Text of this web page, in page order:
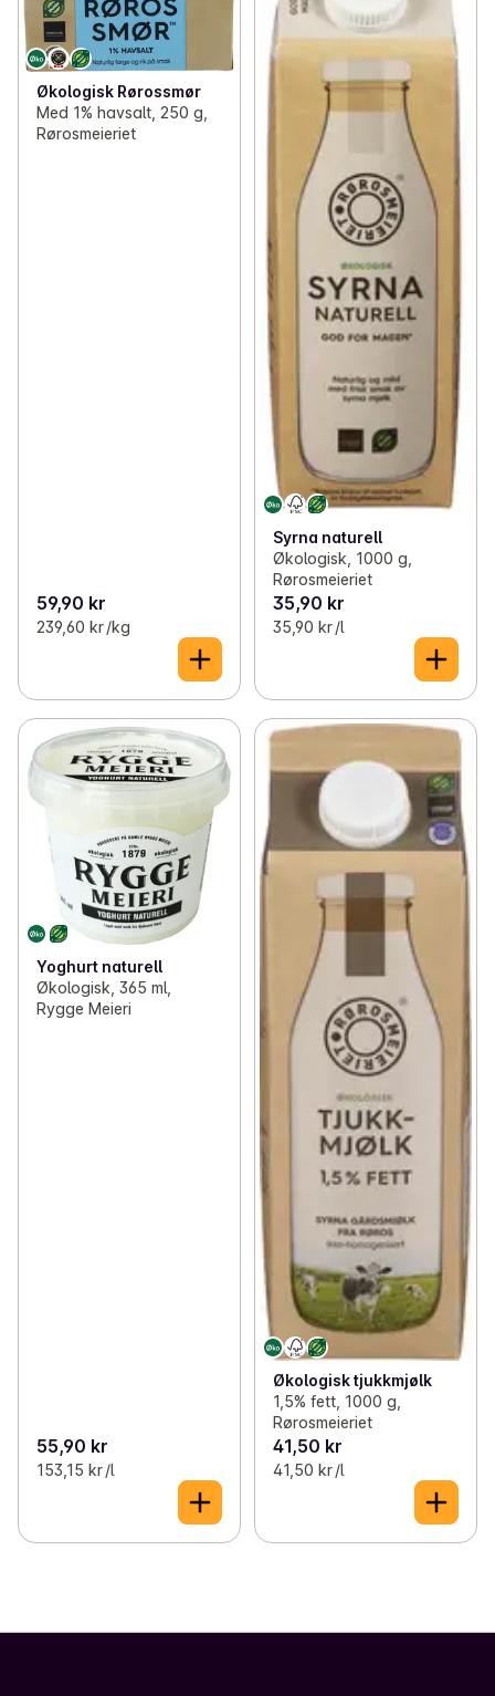
Økologisk Rørossmør
Med 1% havsalt, 250 g,
Rørosmeieriet
59,90 kr
239,60 kr /kg
Syrna naturell
Økologisk, 1000 g,
Rørosmeieriet
35,90 kr
35,90 kr /l
Yoghurt naturell
Økologisk, 365 ml,
Rygge Meieri
55,90 kr
153,15 kr /l
Økologisk tjukkmjølk
1,5% fett, 1000 g,
Rørosmeieriet
41,50 kr
41,50 kr /l